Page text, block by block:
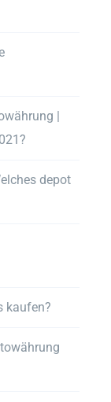
|
depot
kaufen?